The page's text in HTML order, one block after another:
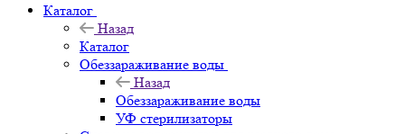
Каталог
Назад
Каталог
Обеззараживание воды
Назад
Обеззараживание воды
УФ стерилизаторы